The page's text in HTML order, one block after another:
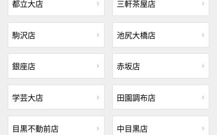
都立大店 三軒茶屋店
駒沢店 池尻大橋店
銀座店 赤坂店
学芸大店 田園調布店
目黒不動前店 中目黒店